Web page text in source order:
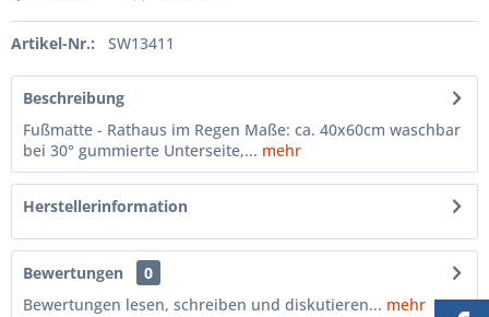
Artikel-Nr.: SW13411
Beschreibung
Fußmatte - Rathaus im Regen Maße: ca. 40x60cm waschbar
bei 30° gummierte Unterseite,... mehr
Herstellerinformation
Bewertungen
0
Bewertungen lesen, schreiben und diskutieren... mehr